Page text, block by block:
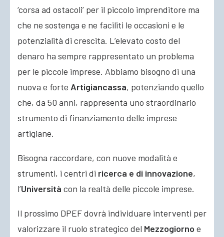
‘corsa ad ostacoli’ per il piccolo imprenditore ma
che ne sostenga e ne faciliti le occasioni e le
potenzialità di crescita. L’elevato costo del
denaro ha sempre rappresentato un problema
per le piccole imprese. Abbiamo bisogno di una
nuova e forte Artigiancassa, potenziando quello
che, da 50 anni, rappresenta uno straordinario
strumento di finanziamento delle imprese
artigiane.
Bisogna raccordare, con nuove modalità e
strumenti, i centri di ricerca e di innovazione,
l’Università con la realtà delle piccole imprese.
Il prossimo DPEF dovrà individuare interventi per
valorizzare il ruolo strategico del Mezzogiorno e